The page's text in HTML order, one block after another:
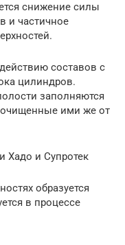
снижение силы
и частичное
составов с
цилиндров.
заполняются
очищенные ими же от
Хадо и Супротек
образуется
в процессе